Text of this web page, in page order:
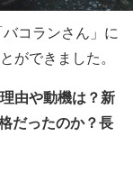
コランさん」に
ができました。
由や動機は？新
だったのか？長